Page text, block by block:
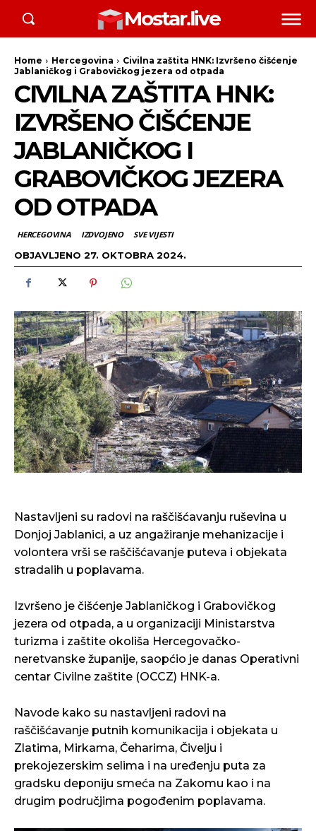
Mostar.live
Home Hercegovina
Civilna zaštita HNK: Izvršeno čišćenje
Jablaničkog i Grabovičkog jezera od otpada
CIVILNA ZAŠTITA HNK:
IZVRŠENO ČIŠĆENJE
JABLANIČKOG I
GRABOVIČKOG JEZERA
OD OTPADA
HERCEGOVINA IZDVOJENO SVE VIJESTI
OBJAVLJENO 27. OKTOBRA 2024.
Nastavljeni su radovi na raščišćavanju ruševina u
Donjoj Jablanici, a uz angažiranje mehanizacije i
volontera vrši se raščišćavanje puteva i objekata
stradalih u poplavama.
Izvršeno je čišćenje Jablaničkog i Grabovičkog
jezera od otpada, a u organizaciji Ministarstva
turizma i zaštite okoliša Hercegovačko-
neretvanske županije, saopćio je danas Operativni
centar Civilne zaštite (OCCZ) HNK-a.
Navode kako su nastavljeni radovi na
raščišćavanje putnih komunikacija i objekata u
Zlatima, Mirkama, Čeharima, Čivelju i
prekojezerskim selima i na uređenju puta za
gradsku deponiju smeća na Zakomu kao i na
drugim područjima pogođenim poplavama.